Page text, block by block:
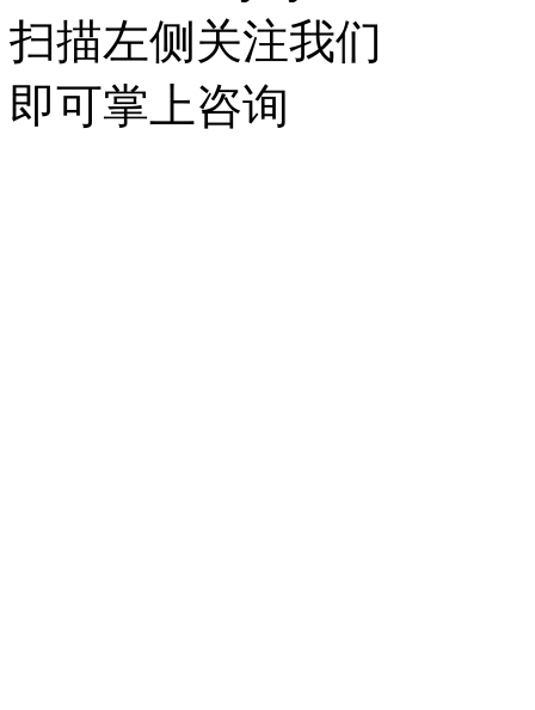
扫描左侧关注我们
即可掌上咨询